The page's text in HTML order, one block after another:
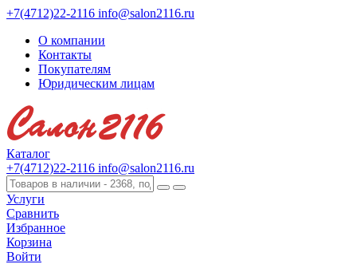
+7(4712)22-2116 info@salon2116.ru
О компании
Контакты
Покупателям
Юридическим лицам
Каталог
+7(4712)22-2116 info@salon2116.ru
Услуги
Сравнить
Избранное
Корзина
Войти